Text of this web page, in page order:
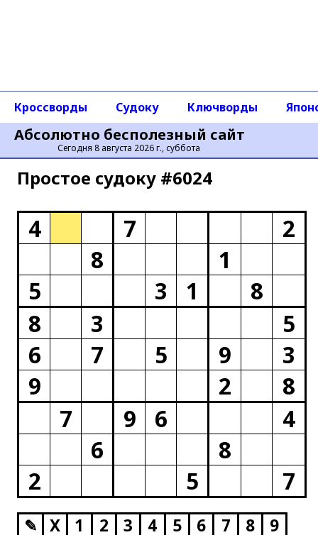
Абсолютно бесполезный сайт
Сегодня 8 августа 2026 г., суббота
Кроссворды Судоку Ключворды
Простое cудоку #6024
4 7
2
8
1
5
3 1
8
8
3
5
6
7 5 9
3
9
2
8
7
9 6
4
6
8
2
5 7
✎ X 1 2 3 4 5 6 7 8 9